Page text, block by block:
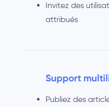
Invitez des
attribués
Support
Publiez des